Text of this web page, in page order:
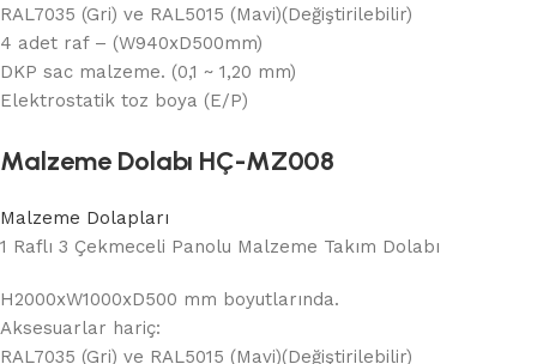
RAL7035 (Gri) ve RAL5015 (Mavi)(Değiştirilebilir)
4 adet raf – (W940xD500mm)
DKP sac malzeme. (0,1 ~ 1,20 mm)
Elektrostatik toz boya (E/P)
Malzeme Dolabı HÇ-MZ008
Malzeme Dolapları
1 Raflı 3 Çekmeceli Panolu Malzeme Takım Dolabı
H2000xW1000xD500 mm boyutlarında.
Aksesuarlar hariç:
RAL7035 (Gri) ve RAL5015 (Mavi)(Değiştirilebilir)